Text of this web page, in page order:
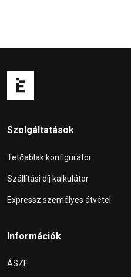
Szolgáltatások
Tetőablak konfigurátor
Szállítási díj kalkulátor
Expressz személyes átvétel
Információk
ÁSZF